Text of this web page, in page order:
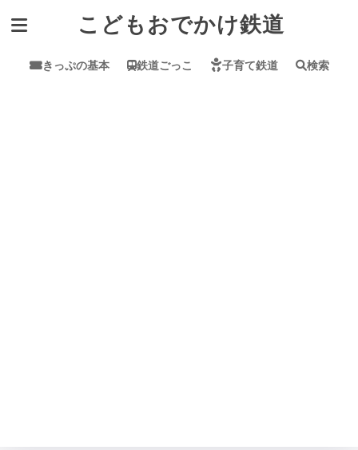
こどもおでかけ鉄道
きっぷの基本 鉄道ごっこ 子育て鉄道 検索